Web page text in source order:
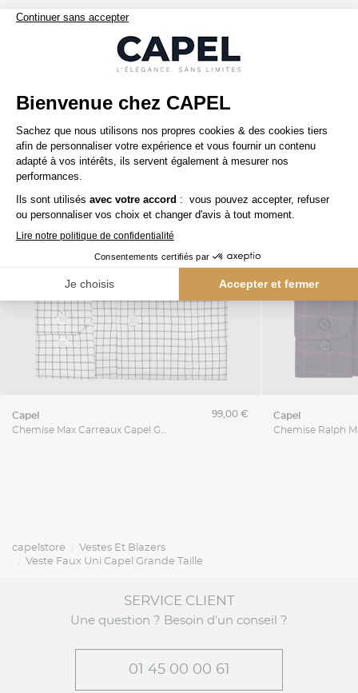
Nos clients aiment aussi
capel
Chemise Max Carreaux Capel Grande Taille
99,00 € capel
capelstore
Vestes Et Blazers
Veste Faux Uni Capel Grande Taille
SERVICE CLIENT
Une question ? Besoin d'un conseil ?
01 45 00 00 61